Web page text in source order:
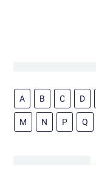
A B C D
M N P Q